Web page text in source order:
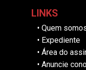
LINKS
• Quem
• Expediente
• Área do
• Anuncie